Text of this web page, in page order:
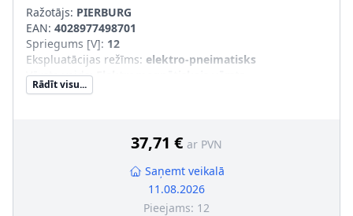
Ražotājs: PIERBURG
EAN: 4028977498701
Spriegums [V]: 12
Ekspluatācijas režīms: elektro-pneimatisks
Vārsta veids:
Rādīt visu...
37,71 € ar PVN
Saņemt veikalā
11.08.2026
Pieejams: 12